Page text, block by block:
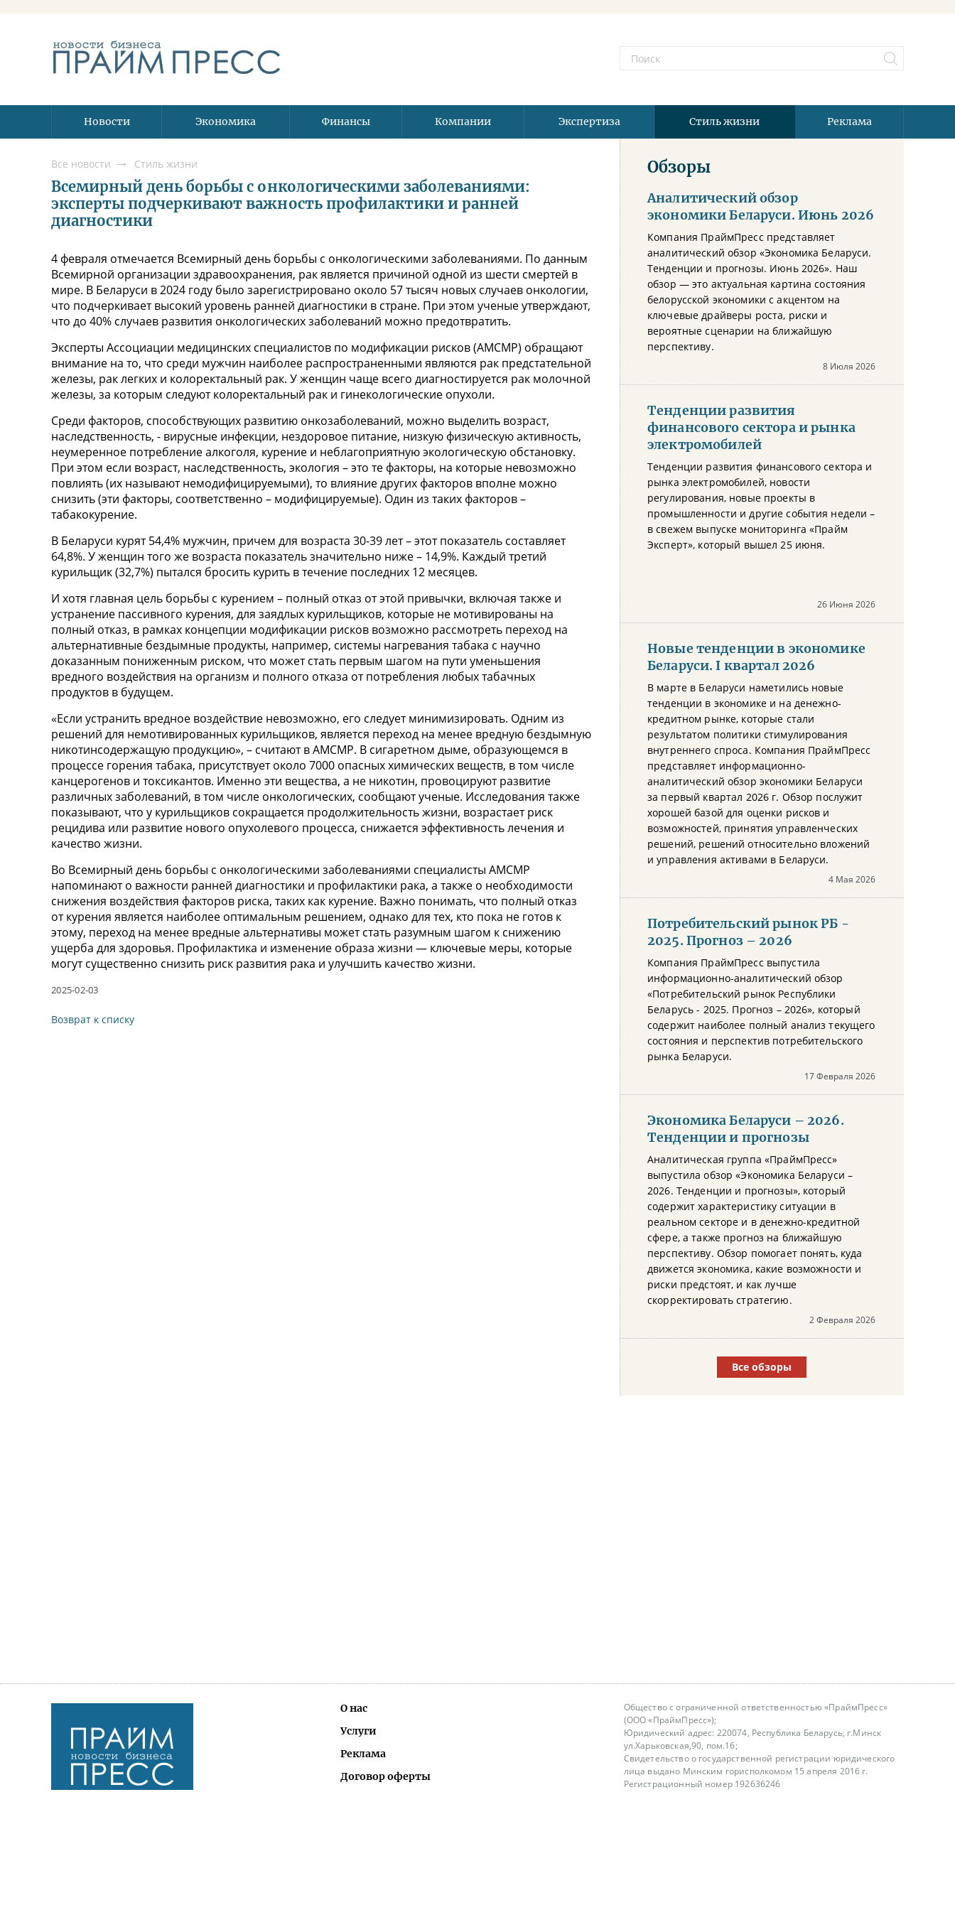
Новости Экономика Финансы Компании Экспертиза Стиль жизни Реклама
Все новости Стиль жизни
Всемирный день борьбы с онкологическими заболеваниями:
эксперты подчеркивают важность профилактики и ранней
диагностики
4 февраля отмечается Всемирный день борьбы с онкологическими заболеваниями. По данным
Всемирной организации здравоохранения, рак является причиной одной из шести смертей в
мире. В Беларуси в 2024 году было зарегистрировано около 57 тысяч новых случаев онкологии,
что подчеркивает высокий уровень ранней диагностики в стране. При этом ученые утверждают,
что до 40% случаев развития онкологических заболеваний можно предотвратить.
Эксперты Ассоциации медицинских специалистов по модификации рисков (АМСМР) обращают
внимание на то, что среди мужчин наиболее распространенными являются рак предстательной
железы, рак легких и колоректальный рак. У женщин чаще всего диагностируется рак молочной
железы, за которым следуют колоректальный рак и гинекологические опухоли.
Среди факторов, способствующих развитию онкозаболеваний, можно выделить возраст,
наследственность, - вирусные инфекции, нездоровое питание, низкую физическую активность,
неумеренное потребление алкоголя, курение и неблагоприятную экологическую обстановку.
При этом если возраст, наследственность, экология – это те факторы, на которые невозможно
повлиять (их называют немодифицируемыми), то влияние других факторов вполне можно
снизить (эти факторы, соответственно – модифицируемые). Один из таких факторов –
табакокурение.
В Беларуси курят 54,4% мужчин, причем для возраста 30-39 лет – этот показатель составляет
64,8%. У женщин того же возраста показатель значительно ниже – 14,9%. Каждый третий
курильщик (32,7%) пытался бросить курить в течение последних 12 месяцев.
И хотя главная цель борьбы с курением – полный отказ от этой привычки, включая также и
устранение пассивного курения, для заядлых курильщиков, которые не мотивированы на
полный отказ, в рамках концепции модификации рисков возможно рассмотреть переход на
альтернативные бездымные продукты, например, системы нагревания табака с научно
доказанным пониженным риском, что может стать первым шагом на пути уменьшения
вредного воздействия на организм и полного отказа от потребления любых табачных
продуктов в будущем.
«Если устранить вредное воздействие невозможно, его следует минимизировать. Одним из
решений для немотивированных курильщиков, является переход на менее вредную бездымную
никотинсодержащую продукцию», – считают в АМСМР. В сигаретном дыме, образующемся в
процессе горения табака, присутствует около 7000 опасных химических веществ, в том числе
канцерогенов и токсикантов. Именно эти вещества, а не никотин, провоцируют развитие
различных заболеваний, в том числе онкологических, сообщают ученые. Исследования также
показывают, что у курильщиков сокращается продолжительность жизни, возрастает риск
рецидива или развитие нового опухолевого процесса, снижается эффективность лечения и
качество жизни.
Во Всемирный день борьбы с онкологическими заболеваниями специалисты АМСМР
напоминают о важности ранней диагностики и профилактики рака, а также о необходимости
снижения воздействия факторов риска, таких как курение. Важно понимать, что полный отказ
от курения является наиболее оптимальным решением, однако для тех, кто пока не готов к
этому, переход на менее вредные альтернативы может стать разумным шагом к снижению
ущерба для здоровья. Профилактика и изменение образа жизни — ключевые меры, которые
могут существенно снизить риск развития рака и улучшить качество жизни.
2025-02-03
Возврат к списку
Обзоры
Аналитический обзор
экономики Беларуси. Июнь 2026
Компания ПраймПресс представляет
аналитический обзор «Экономика Беларуси.
Тенденции и прогнозы. Июнь 2026». Наш
обзор — это актуальная картина состояния
белорусской экономики с акцентом на
ключевые драйверы роста, риски и
вероятные сценарии на ближайшую
перспективу.
8 Июля 2026
Тенденции развития
финансового сектора и рынка
электромобилей
Тенденции развития финансового сектора и
рынка электромобилей, новости
регулирования, новые проекты в
промышленности и другие события недели –
в свежем выпуске мониторинга «Прайм
Эксперт», который вышел 25 июня.
26 Июня 2026
Новые тенденции в экономике
Беларуси. I квартал 2026
В марте в Беларуси наметились новые
тенденции в экономике и на денежно-
кредитном рынке, которые стали
результатом политики стимулирования
внутреннего спроса. Компания ПраймПресс
представляет информационно-
аналитический обзор экономики Беларуси
за первый квартал 2026 г. Обзор послужит
хорошей базой для оценки рисков и
возможностей, принятия управленческих
решений, решений относительно вложений
и управления активами в Беларуси.
4 Мая 2026
Потребительский рынок РБ -
2025. Прогноз – 2026
Компания ПраймПресс выпустила
информационно-аналитический обзор
«Потребительский рынок Республики
Беларусь - 2025. Прогноз – 2026», который
содержит наиболее полный анализ текущего
состояния и перспектив потребительского
рынка Беларуси.
17 Февраля 2026
Экономика Беларуси – 2026.
Тенденции и прогнозы
Аналитическая группа «ПраймПресс»
выпустила обзор «Экономика Беларуси –
2026. Тенденции и прогнозы», который
содержит характеристику ситуации в
реальном секторе и в денежно-кредитной
сфере, а также прогноз на ближайшую
перспективу. Обзор помогает понять, куда
движется экономика, какие возможности и
риски предстоят, и как лучше
скорректировать стратегию.
2 Февраля 2026
Все обзоры
О нас
Услуги
Реклама
Договор оферты
Общество с ограниченной ответственностью «ПраймПресс»
(ООО «ПраймПресс»);
Юридический адрес: 220074, Республика Беларусь, г.Минск
ул.Харьковская,90, пом.16;
Свидетельство о государственной регистрации юридического
лица выдано Минским горисполкомом 15 апреля 2016 г.
Регистрационный номер 192636246